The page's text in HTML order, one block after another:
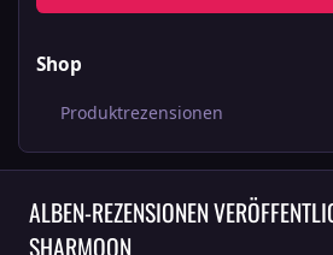
Shop
Produktrezensionen
ALBEN-REZENSIONEN
SHARMOON